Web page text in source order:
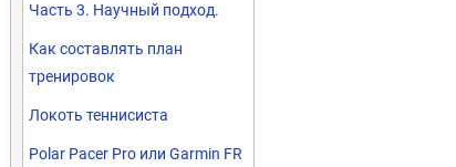
Часть 3. Научный подход.
Как составлять план
тренировок
Локоть теннисиста
Polar Pacer Pro или Garmin FR